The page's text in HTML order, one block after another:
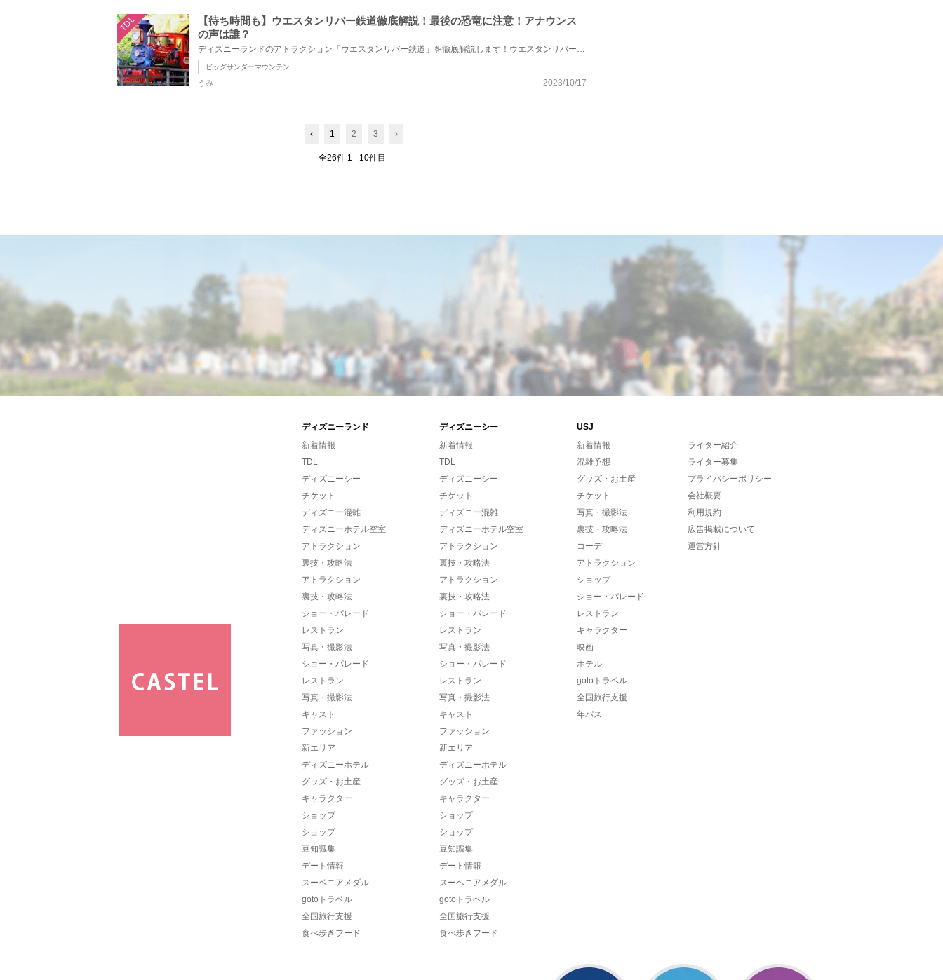
TDL
【待ち時間も】ウエスタンリバー鉄道徹底解説！最後の恐竜に注意！アナウンス
の声は誰？
ディズニーランドのアトラクション「ウエスタンリバー鉄道」を徹底解説します！ウエスタンリバー鉄道は...
ビッグサンダーマウンテン
2023/10/17
うみ
‹ 1 2 3 ›
全26件 1 - 10件目
ディズニーランド ディズニーシー
USJ
新着情報
TDL
ディズニーシー
チケット
ディズニー混雑
ディズニーホテル空室
アトラクション
裏技・攻略法
アトラクション
裏技・攻略法
ショー・パレード
レストラン
写真・撮影法
ショー・パレード
レストラン
写真・撮影法
キャスト
ファッション
新エリア
ディズニーホテル
グッズ・お土産
キャラクター
ショップ
ショップ
豆知識集
デート情報
スーベニアメダル
gotoトラベル
全国旅行支援
食べ歩きフード
新着情報
TDL
ディズニーシー
チケット
ディズニー混雑
ディズニーホテル空室
アトラクション
裏技・攻略法
アトラクション
裏技・攻略法
ショー・パレード
レストラン
写真・撮影法
ショー・パレード
レストラン
写真・撮影法
キャスト
ファッション
新エリア
ディズニーホテル
グッズ・お土産
キャラクター
ショップ
ショップ
豆知識集
デート情報
スーベニアメダル
gotoトラベル
全国旅行支援
食べ歩きフード
新着情報
混雑予想
グッズ・お土産
チケット
写真・撮影法
裏技・攻略法
コーデ
アトラクション
ショップ
ショー・パレード
レストラン
キャラクター
映画
ホテル
gotoトラベル
全国旅行支援
年パス
ライター紹介
ライター募集
プライバシーポリシー
会社概要
利用規約
広告掲載について
運営方針